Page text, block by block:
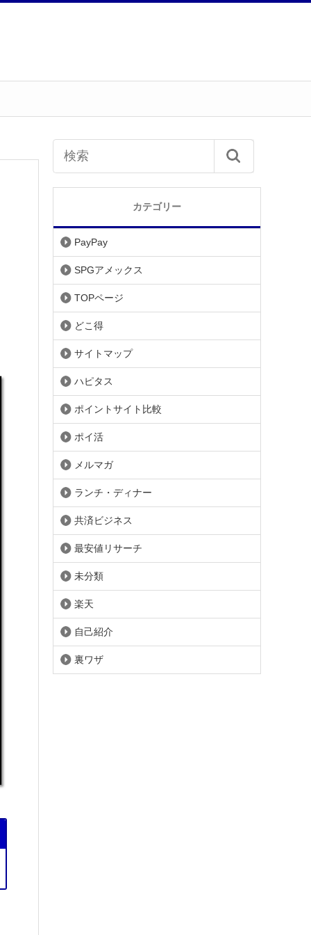
カテゴリー
PayPay
SPGアメックス
TOPページ
どこ得
サイトマップ
ハピタス
ポイントサイト比較
ポイ活
メルマガ
ランチ・ディナー
共済ビジネス
最安値リサーチ
未分類
楽天
自己紹介
裏ワザ